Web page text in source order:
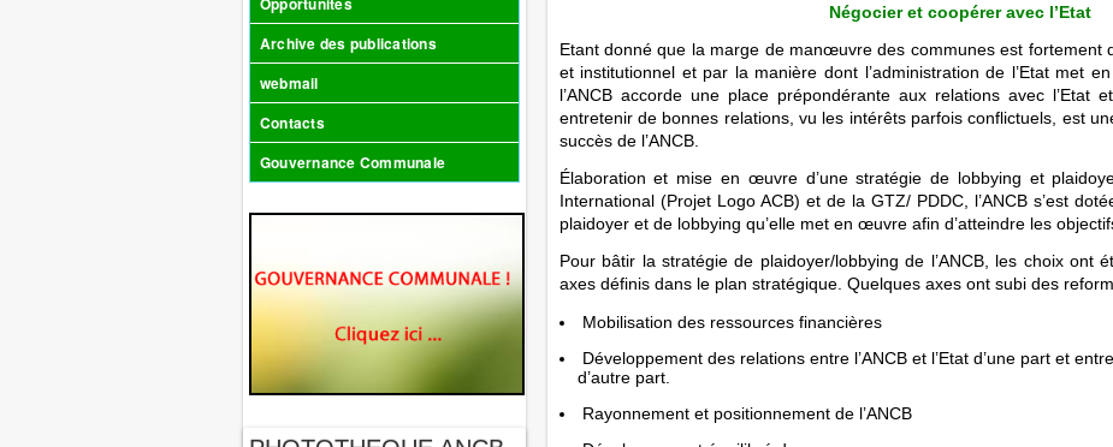
Archive des publications
webmail
Contacts
Gouvernance Communale
Négocier et coopérer avec l’Etat
Etant donné que la marge de manœuvre des communes est fortement
et institutionnel et par la manière dont l’administration de l’Etat met
l’ANCB accorde une place prépondérante aux relations avec l’Etat
entretenir de bonnes relations, vu les intérêts parfois conflictuels, est
succès de l’ANCB.
Élaboration et mise en œuvre d’une stratégie de lobbying et
International (Projet Logo ACB) et de la GTZ/ PDDC, l’ANCB s’est
plaidoyer et de lobbying qu’elle met en œuvre afin d’atteindre les objectifs
Pour bâtir la stratégie de plaidoyer/lobbying de l’ANCB, les choix ont
axes définis dans le plan stratégique. Quelques axes ont subi des
Mobilisation des ressources financières
Développement des relations entre l’ANCB et l’Etat d’une part et
d’autre part.
Rayonnement et positionnement de l’ANCB